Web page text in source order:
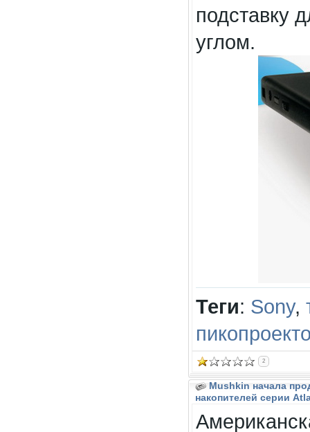
подставку
углом.
Теги: Sony,
2
Mushkin начала
накопителей серии